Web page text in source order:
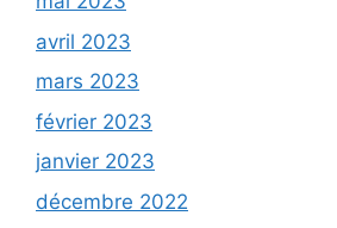
avril 2023
mars 2023
février 2023
janvier 2023
décembre 2022